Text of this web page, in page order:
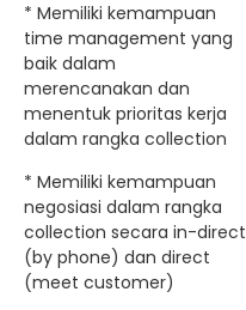
* Memiliki kemampuan
time management yang
baik dalam
merencanakan dan
menentuk prioritas kerja
dalam rangka collection
* Memiliki kemampuan
negosiasi dalam rangka
collection secara in-direct
(by phone) dan direct
(meet customer)